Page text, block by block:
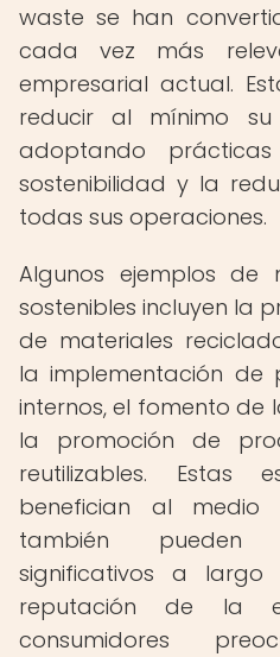
waste se han
cada vez más
empresarial actual.
reducir al mínimo
adoptando
sostenibilidad y la
todas sus operaciones.
Algunos ejemplos de
sostenibles incluyen la
de materiales
la implementación de
internos, el fomento de
la promoción de
reutilizables. Estas
benefician al medio
también pueden
significativos a
reputación de la
consumidores